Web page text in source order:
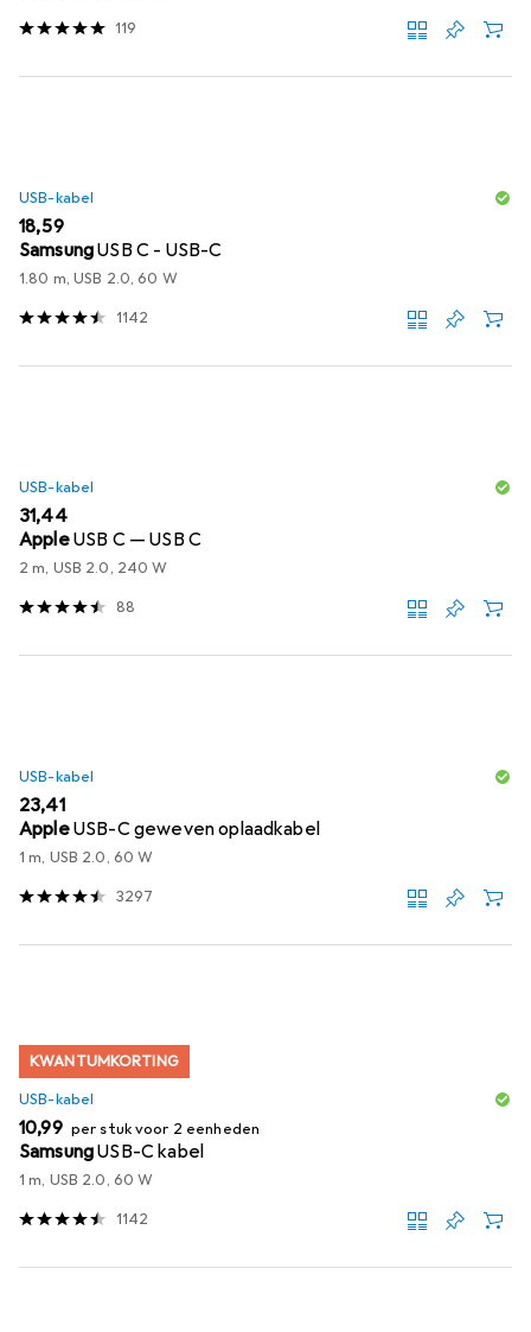
119
USB-kabel
EUR
18,59
SamsungUSB C - USB-C
1.80 m, USB 2.0, 60 W
1142
USB-kabel
EUR
31,44
AppleUSB C — USB C
2 m, USB 2.0, 240 W
88
USB-kabel
EUR
23,41
AppleUSB-C geweven oplaadkabel
1 m, USB 2.0, 60 W
3297
KWANTUMKORTING
USB-kabel
EUR
10,99 per stuk voor 2 eenheden
SamsungUSB-C kabel
1 m, USB 2.0, 60 W
1142